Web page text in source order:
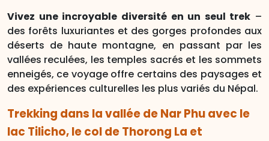
Vivez une incroyable diversité en un seul trek –
des forêts luxuriantes et des gorges profondes aux
déserts de haute montagne, en passant par les
vallées reculées, les temples sacrés et les sommets
enneigés, ce voyage offre certains des paysages et
des expériences culturelles les plus variés du Népal.
Trekking dans la vallée de Nar Phu avec le
lac Tilicho, le col de Thorong La et